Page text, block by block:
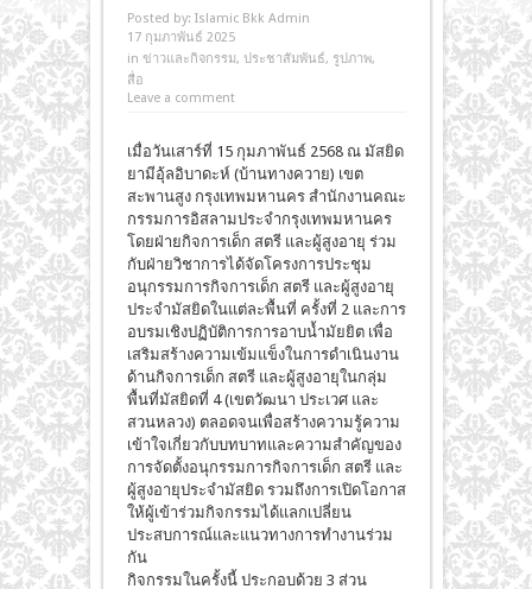
Posted by: Islamic Bkk Admin
17 กุมภาพันธ์ 2025
in ข่าวและกิจกรรม, ประชาสัมพันธ์, รูปภาพ,
สื่อ
Leave a comment
เมื่อวันเสาร์ที่ 15 กุมภาพันธ์ 2568 ณ มัสยิด
ยามีอุ้ลอิบาดะห์ (บ้านทางควาย) เขต
สะพานสูง กรุงเทพมหานคร สำนักงานคณะ
กรรมการอิสลามประจำกรุงเทพมหานคร
โดยฝ่ายกิจการเด็ก สตรี และผู้สูงอายุ ร่วม
กับฝ่ายวิชาการได้จัดโครงการประชุม
อนุกรรมการกิจการเด็ก สตรี และผู้สูงอายุ
ประจำมัสยิดในแต่ละพื้นที่ ครั้งที่ 2 และการ
อบรมเชิงปฏิบัติการการอาบน้ำมัยยิต เพื่อ
เสริมสร้างความเข้มแข็งในการดำเนินงาน
ด้านกิจการเด็ก สตรี และผู้สูงอายุในกลุ่ม
พื้นที่มัสยิดที่ 4 (เขตวัฒนา ประเวศ และ
สวนหลวง) ตลอดจนเพื่อสร้างความรู้ความ
เข้าใจเกี่ยวกับบทบาทและความสำคัญของ
การจัดตั้งอนุกรรมการกิจการเด็ก สตรี และ
ผู้สูงอายุประจำมัสยิด รวมถึงการเปิดโอกาส
ให้ผู้เข้าร่วมกิจกรรมได้แลกเปลี่ยน
ประสบการณ์และแนวทางการทำงานร่วม
กัน
กิจกรรมในครั้งนี้ ประกอบด้วย 3 ส่วน